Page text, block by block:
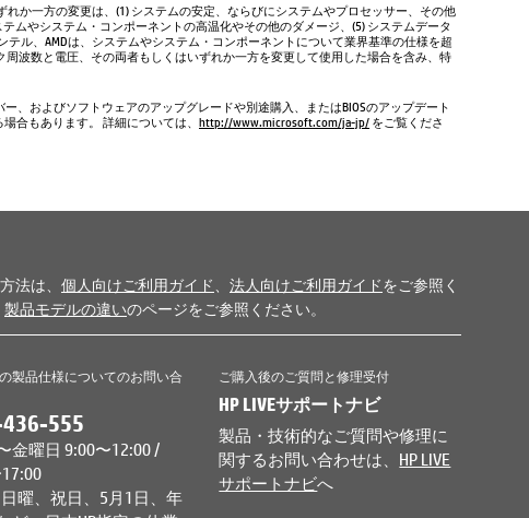
か一方の変更は、(1) システムの安定、ならびにシステムやプロセッサー、その他
ムやシステム・コンポーネントの高温化やその他のダメージ、(5) システムデータ
ル、AMDは、システムやシステム・コンポーネントについて業界基準の仕様を超
波数と電圧、その両者もしくはいずれか一方を変更して使用した場合を含み、特
、およびソフトウェアのアップグレードや別途購入、またはBIOSのアップデート
合もあります。 詳細については、 http://www.microsoft.com/ja-jp/ をご覧くださ
法は、 個人向けご利用ガイド 法人向けご利用ガイドをご参照く
製品モデルの違いのページをご参照ください。
製品仕様についてのお問い合
555
金曜日 9:00〜12:00 /
曜、祝日、5月1日、年
ご購入後のご質問と修理受付
HP LIVEサポートナビ
製品・技術的なご質問や修理に
関するお問い合わせは、 HP LIVE
サポートナビへ